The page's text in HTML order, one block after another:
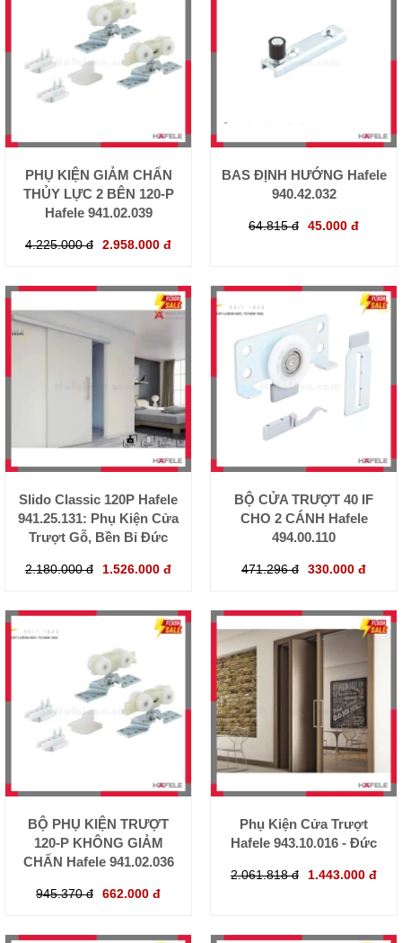
PHỤ KIỆN GIẢM CHẤN
THỦY LỰC 2 BÊN 120-P
Hafele 941.02.039
4.225.000 đ 2.958.000 đ
BAS ĐỊNH HƯỚNG Hafele
940.42.032
64.815 đ 45.000 đ
Slido Classic 120P Hafele
941.25.131: Phụ Kiện Cửa
Trượt Gỗ, Bền Bỉ Đức
2.180.000 đ 1.526.000 đ
BỘ CỬA TRƯỢT 40 IF
CHO 2 CÁNH Hafele
494.00.110
471.296 đ 330.000 đ
BỘ PHỤ KIỆN TRƯỢT
120-P KHÔNG GIẢM
CHẤN Hafele 941.02.036
945.370 đ 662.000 đ
Phụ Kiện Cửa Trượt
Hafele 943.10.016 - Đức
2.061.818 đ 1.443.000 đ